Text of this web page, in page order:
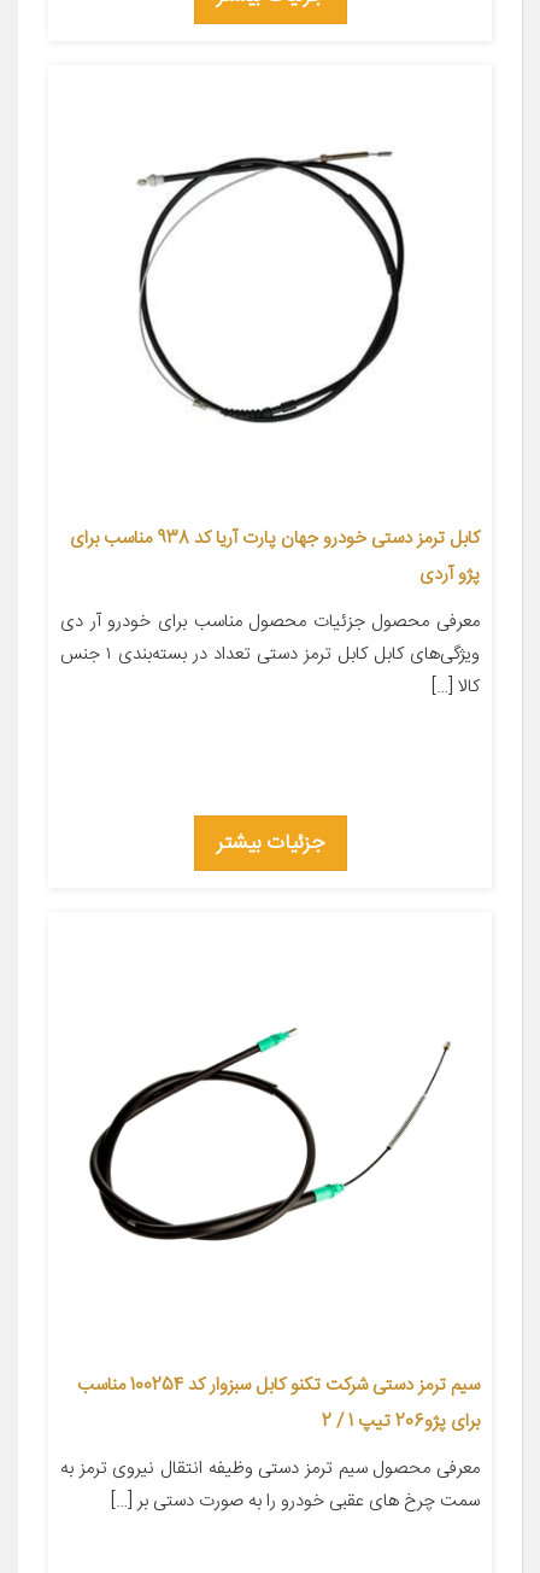
کابل ترمز دستی خودرو جهان پارت آریا کد 938 مناسب برای
پژو آردی
معرفی محصول جزئیات محصول مناسب برای خودرو آر دی
ویژگی‌های کابل کابل ترمز دستی تعداد در بسته‌بندی ۱ جنس
کالا […]
جزئیات بیشتر
سیم ترمز دستی شرکت تکنو کابل سبزوار کد 100254 مناسب
برای پژو206 تیپ 1 / 2
معرفی محصول سیم ترمز دستی وظیفه انتقال نیروی ترمز به
سمت چرخ های عقبی خودرو را به صورت دستی بر […]